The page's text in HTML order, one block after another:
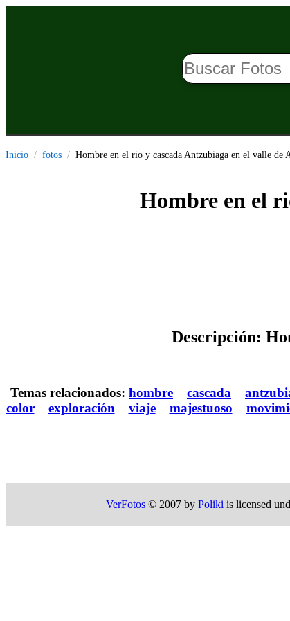
Inicio fotos Hombre en el rio y cascada Antzubiaga en el valle de
Hombre en el
Descripción:
Temas relacionados: hombre cascada
color
exploración viaje majestuoso
VerFotos © 2007 byPoliki is licensed